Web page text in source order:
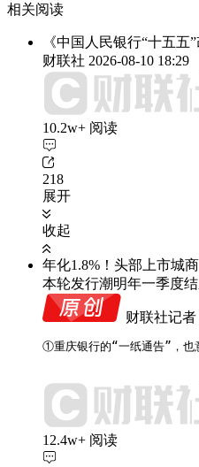
相关阅读
《中国人民银行“十五
财联社 2026-08-10 18:29
10.2w+ 阅读
218
展开
收起
年化1.8%！头部上市城
本轮发行潮明年一季度结
财联社记
①重庆银行的“一纸通告”，也
12.4w+ 阅读